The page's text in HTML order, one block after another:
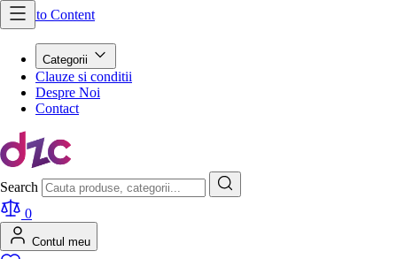
Skip to Content
Categorii
Clauze si conditii
Despre Noi
Contact
Search
0
Contul meu